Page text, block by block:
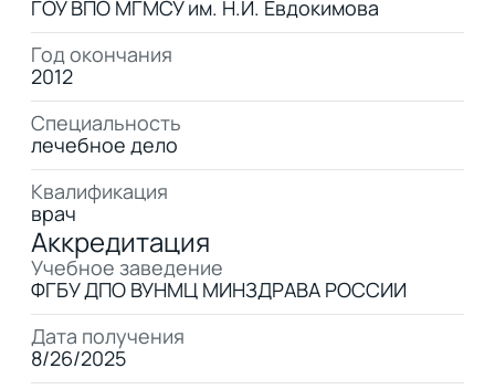
ГОУ ВПО МГМСУ им. Н.И. Евдокимова
Год окончания
2012
Специальность
лечебное дело
Квалификация
врач
Аккредитация
Учебное заведение
ФГБУ ДПО ВУНМЦ МИНЗДРАВА РОССИИ
Дата получения
8/26/2025